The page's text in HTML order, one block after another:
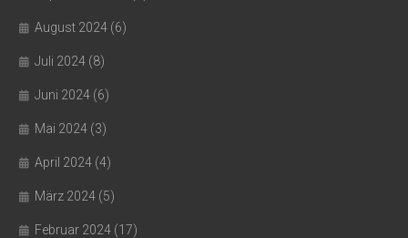
August 2024 (6)
Juli 2024 (8)
Juni 2024 (6)
Mai 2024 (3)
April 2024 (4)
März 2024 (5)
Februar 2024 (17)